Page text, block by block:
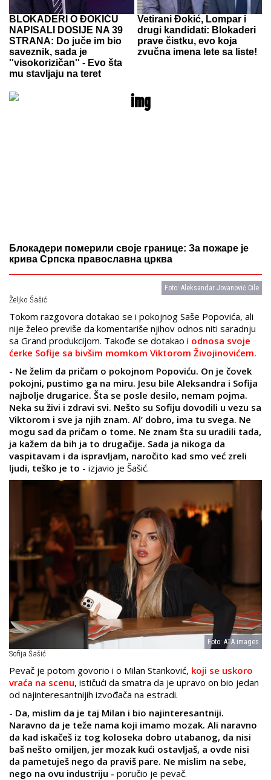
Foto: Aleksandar Jovanović Cile
BLOKADERI O ĐOKIĆU
NAPISALI DOSIJE NA 39
STRANA: Do juče im bio
saveznik, sada je
''visokorizičan'' - Evo šta
mu stavljaju na teret
Vetirani Đokić, Lompar i
drugi kandidati: Blokaderi
prave čistku, evo koja
zvučna imena lete sa liste!
Блокадери померили своје границе: За пожаре је
крива Српска православна црква
Željko Šašić
Tokom razgovora dotakao se i pokojnog Saše Popovića, ali
nije želeo previše da komentariše njihov odnos niti saradnju
sa Grand produkcijom. Takođe se dotakao i odnosa svoje
ćerke Sofije sa bivšim momkom Viktorom Živojinovićem.
- Ne želim da pričam o pokojnom Popoviću. On je čovek
pokojni, pustimo ga na miru. Jesu bile Aleksandra i Sofija
najbolje drugarice. Šta se posle desilo, nemam pojma.
Neka su živi i zdravi svi. Nešto su Sofiju dovodili u vezu sa
Viktorom i sve ja njih znam. Al’ dobro, ima tu svega. Ne
mogu sad da pričam o tome. Ne znam šta su uradili tada,
ja kažem da bih ja to drugačije. Sada ja nikoga da
vaspitavam i da ispravljam, naročito kad smo već zreli
ljudi, teško je to - izjavio je Šašić.
Foto: ATA images
Sofija Šašić
Pevač je potom govorio i o Milan Stanković, koji se uskoro
vraća na scenu, ističući da smatra da je upravo on bio jedan
od najinteresantnijih izvođača na estradi.
- Da, mislim da je taj Milan i bio najinteresantniji.
Naravno da je teže nama koji imamo mozak. Ali naravno
da kad iskačeš iz tog koloseka dobro utabanog, da nisi
baš nešto omiljen, jer mozak kući ostavljaš, a ovde nisi
da pametuješ nego da praviš pare. Ne mislim na sebe,
nego na ovu industriju - poručio je pevač.